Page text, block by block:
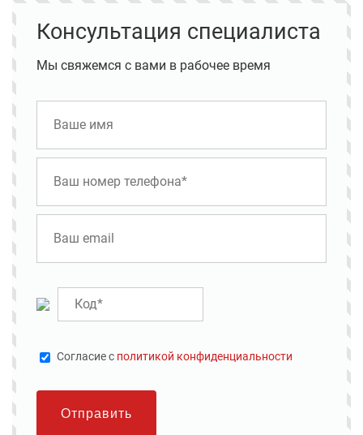
Консультация специалиста
Мы свяжемся с вами в рабочее время
Cогласие с политикой конфиденциальности
Отправить